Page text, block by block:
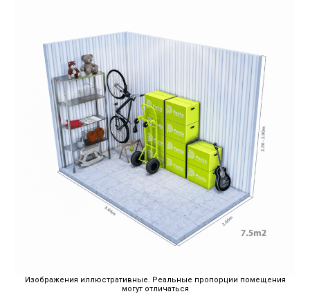
Изображения иллюстративные. Реальные пропорции помещения
могут отличаться